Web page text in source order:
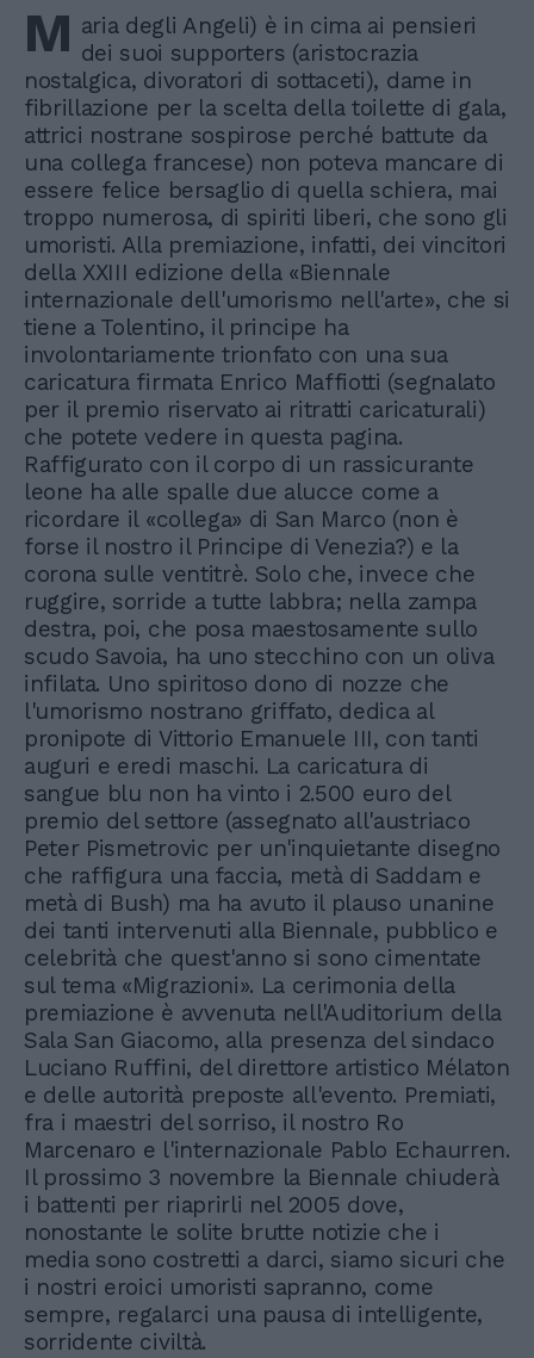
M aria degli Angeli) è in cima ai pensieri
dei suoi supporters (aristocrazia
nostalgica, divoratori di sottaceti), dame in
fibrillazione per la scelta della toilette di gala,
attrici nostrane sospirose perché battute da
una collega francese) non poteva mancare di
essere felice bersaglio di quella schiera, mai
troppo numerosa, di spiriti liberi, che sono gli
umoristi. Alla premiazione, infatti, dei vincitori
della XXIII edizione della «Biennale
internazionale dell'umorismo nell'arte», che si
tiene a Tolentino, il principe ha
involontariamente trionfato con una sua
caricatura firmata Enrico Maffiotti (segnalato
per il premio riservato ai ritratti caricaturali)
che potete vedere in questa pagina.
Raffigurato con il corpo di un rassicurante
leone ha alle spalle due alucce come a
ricordare il «collega» di San Marco (non è
forse il nostro il Principe di Venezia?) e la
corona sulle ventitrè. Solo che, invece che
ruggire, sorride a tutte labbra; nella zampa
destra, poi, che posa maestosamente sullo
scudo Savoia, ha uno stecchino con un oliva
infilata. Uno spiritoso dono di nozze che
l'umorismo nostrano griffato, dedica al
pronipote di Vittorio Emanuele III, con tanti
auguri e eredi maschi. La caricatura di
sangue blu non ha vinto i 2.500 euro del
premio del settore (assegnato all'austriaco
Peter Pismetrovic per un'inquietante disegno
che raffigura una faccia, metà di Saddam e
metà di Bush) ma ha avuto il plauso unanine
dei tanti intervenuti alla Biennale, pubblico e
celebrità che quest'anno si sono cimentate
sul tema «Migrazioni». La cerimonia della
premiazione è avvenuta nell'Auditorium della
Sala San Giacomo, alla presenza del sindaco
Luciano Ruffini, del direttore artistico Mélaton
e delle autorità preposte all'evento. Premiati,
fra i maestri del sorriso, il nostro Ro
Marcenaro e l'internazionale Pablo Echaurren.
Il prossimo 3 novembre la Biennale chiuderà
i battenti per riaprirli nel 2005 dove,
nonostante le solite brutte notizie che i
media sono costretti a darci, siamo sicuri che
i nostri eroici umoristi sapranno, come
sempre, regalarci una pausa di intelligente,
sorridente civiltà.